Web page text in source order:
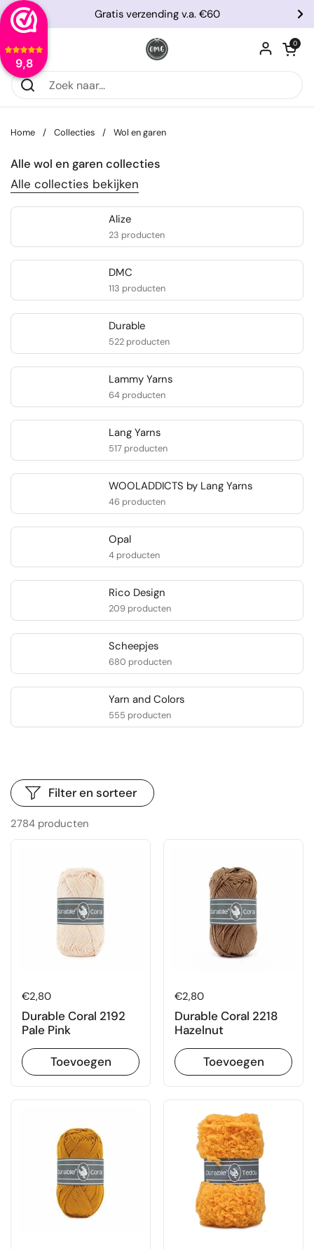
9,8
Ga naar content
Vorige
Gratis verzending v.a. €60
Menu openen
0
Home / Collecties / Wol en garen
Alle wol en garen collecties
Alle collecties bekijken
Alize
23 producten
DMC
113 producten
Durable
522 producten
Lammy Yarns
64 producten
Lang Yarns
517 producten
WOOLADDICTS by Lang Yarns
46 producten
Opal
4 producten
Rico Design
209 producten
Scheepjes
680 producten
Yarn and Colors
555 producten
2784 producten
Filter en sorteer
Prijs:
€2,80
Durable Coral 2192
Pale Pink
Toevoegen
Prijs:
€2,80
Durable Coral 2218
Hazelnut
Toevoegen